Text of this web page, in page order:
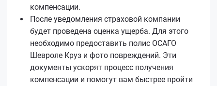
компенсации.
После уведомления страховой компании
будет проведена оценка ущерба. Для этого
необходимо предоставить полис ОСАГО
Шевроле Круз и фото повреждений. Эти
документы ускорят процесс получения
компенсации и помогут вам быстрее пройти